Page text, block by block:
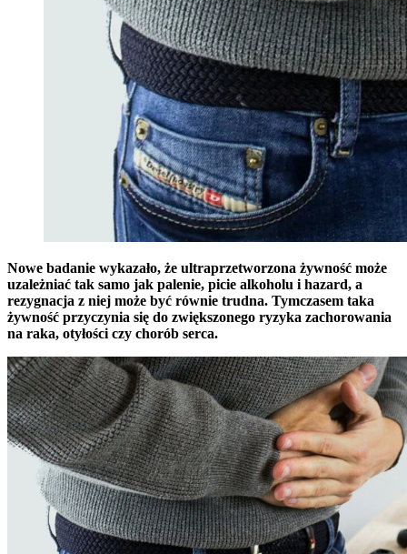
Nowe badanie wykazało, że ultraprzetworzona żywność może
uzależniać tak samo jak palenie, picie alkoholu i hazard, a
rezygnacja z niej może być równie trudna. Tymczasem taka
żywność przyczynia się do zwiększonego ryzyka zachorowania
na raka, otyłości czy chorób serca.